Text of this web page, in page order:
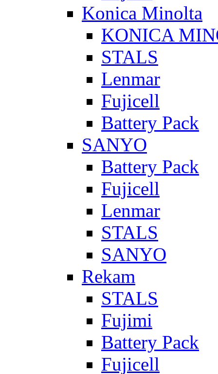
Konica Minolta
KONICA
STALS
Lenmar
Fujicell
Battery Pack
SANYO
Battery Pack
Fujicell
Lenmar
STALS
SANYO
Rekam
STALS
Fujimi
Battery Pack
Fujicell